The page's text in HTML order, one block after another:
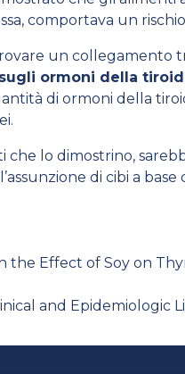
comportava un
un collegamento
ormoni della
di ormoni della
lo dimostrino,
di cibi a base
the Effect of Soy on
and Epidemiologic